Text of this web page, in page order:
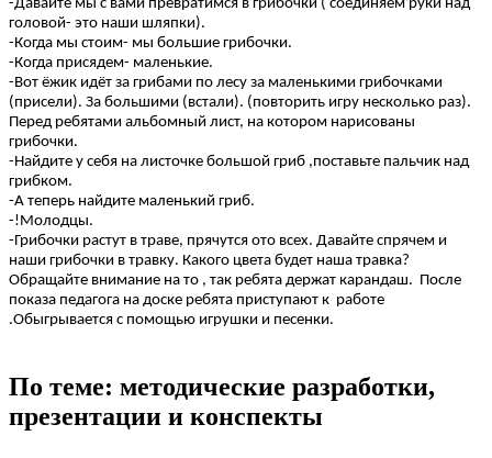
-Давайте мы с вами превратимся в грибочки ( соединяем руки над
головой- это наши шляпки).
-Когда мы стоим- мы большие грибочки.
-Когда присядем- маленькие.
-Вот ёжик идёт за грибами по лесу за маленькими грибочками
(присели). За большими (встали). (повторить игру несколько раз).
Перед ребятами альбомный лист, на котором нарисованы
грибочки.
-Найдите у себя на листочке большой гриб ,поставьте пальчик над
грибком.
-А теперь найдите маленький гриб.
-!Молодцы.
-Грибочки растут в траве, прячутся ото всех. Давайте спрячем и
наши грибочки в травку. Какого цвета будет наша травка?
Обращайте внимание на то , так ребята держат карандаш. После
показа педагога на доске ребята приступают к работе
.Обыгрывается с помощью игрушки и песенки.
По теме: методические разработки,
презентации и конспекты